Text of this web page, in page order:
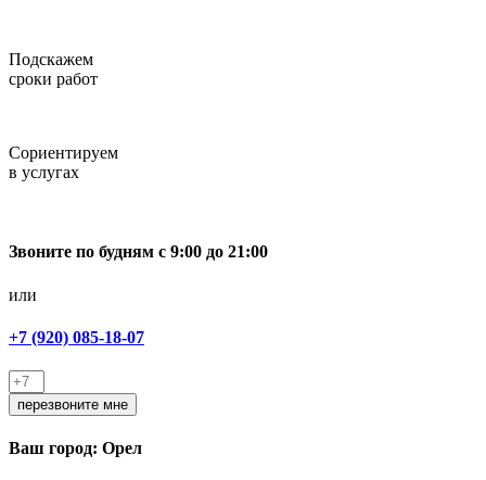
Подскажем
сроки работ
Cориентируем
в услугах
Звоните по будням с 9:00 до 21:00
или
+7 (920) 085-18-07
перезвоните мне
Ваш город: Орел